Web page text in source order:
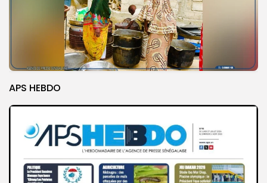
APS HEBDO